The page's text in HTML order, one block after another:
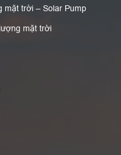
mặt trời – Solar Pump
mặt trời